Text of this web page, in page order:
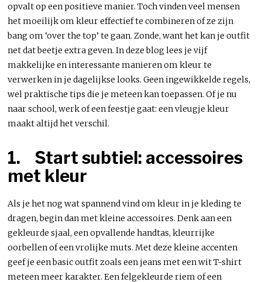
opvalt op een positieve manier. Toch vinden veel mensen
het moeilijk om kleur effectief te combineren of ze zijn
bang om ‘over the top’ te gaan. Zonde, want het kan je outfit
net dat beetje extra geven. In deze blog lees je vijf
makkelijke en interessante manieren om kleur te
verwerken in je dagelijkse looks. Geen ingewikkelde regels,
wel praktische tips die je meteen kan toepassen. Of je nu
naar school, werk of een feestje gaat: een vleugje kleur
maakt altijd het verschil.
1.
Start subtiel: accessoires
met kleur
Als je het nog wat spannend vind om kleur in je kleding te
dragen, begin dan met kleine accessoires. Denk aan een
gekleurde sjaal, een opvallende handtas, kleurrijke
oorbellen of een vrolijke muts. Met deze kleine accenten
geef je een basic outfit zoals een jeans met een wit T-shirt
meteen meer karakter. Een felgekleurde riem of een